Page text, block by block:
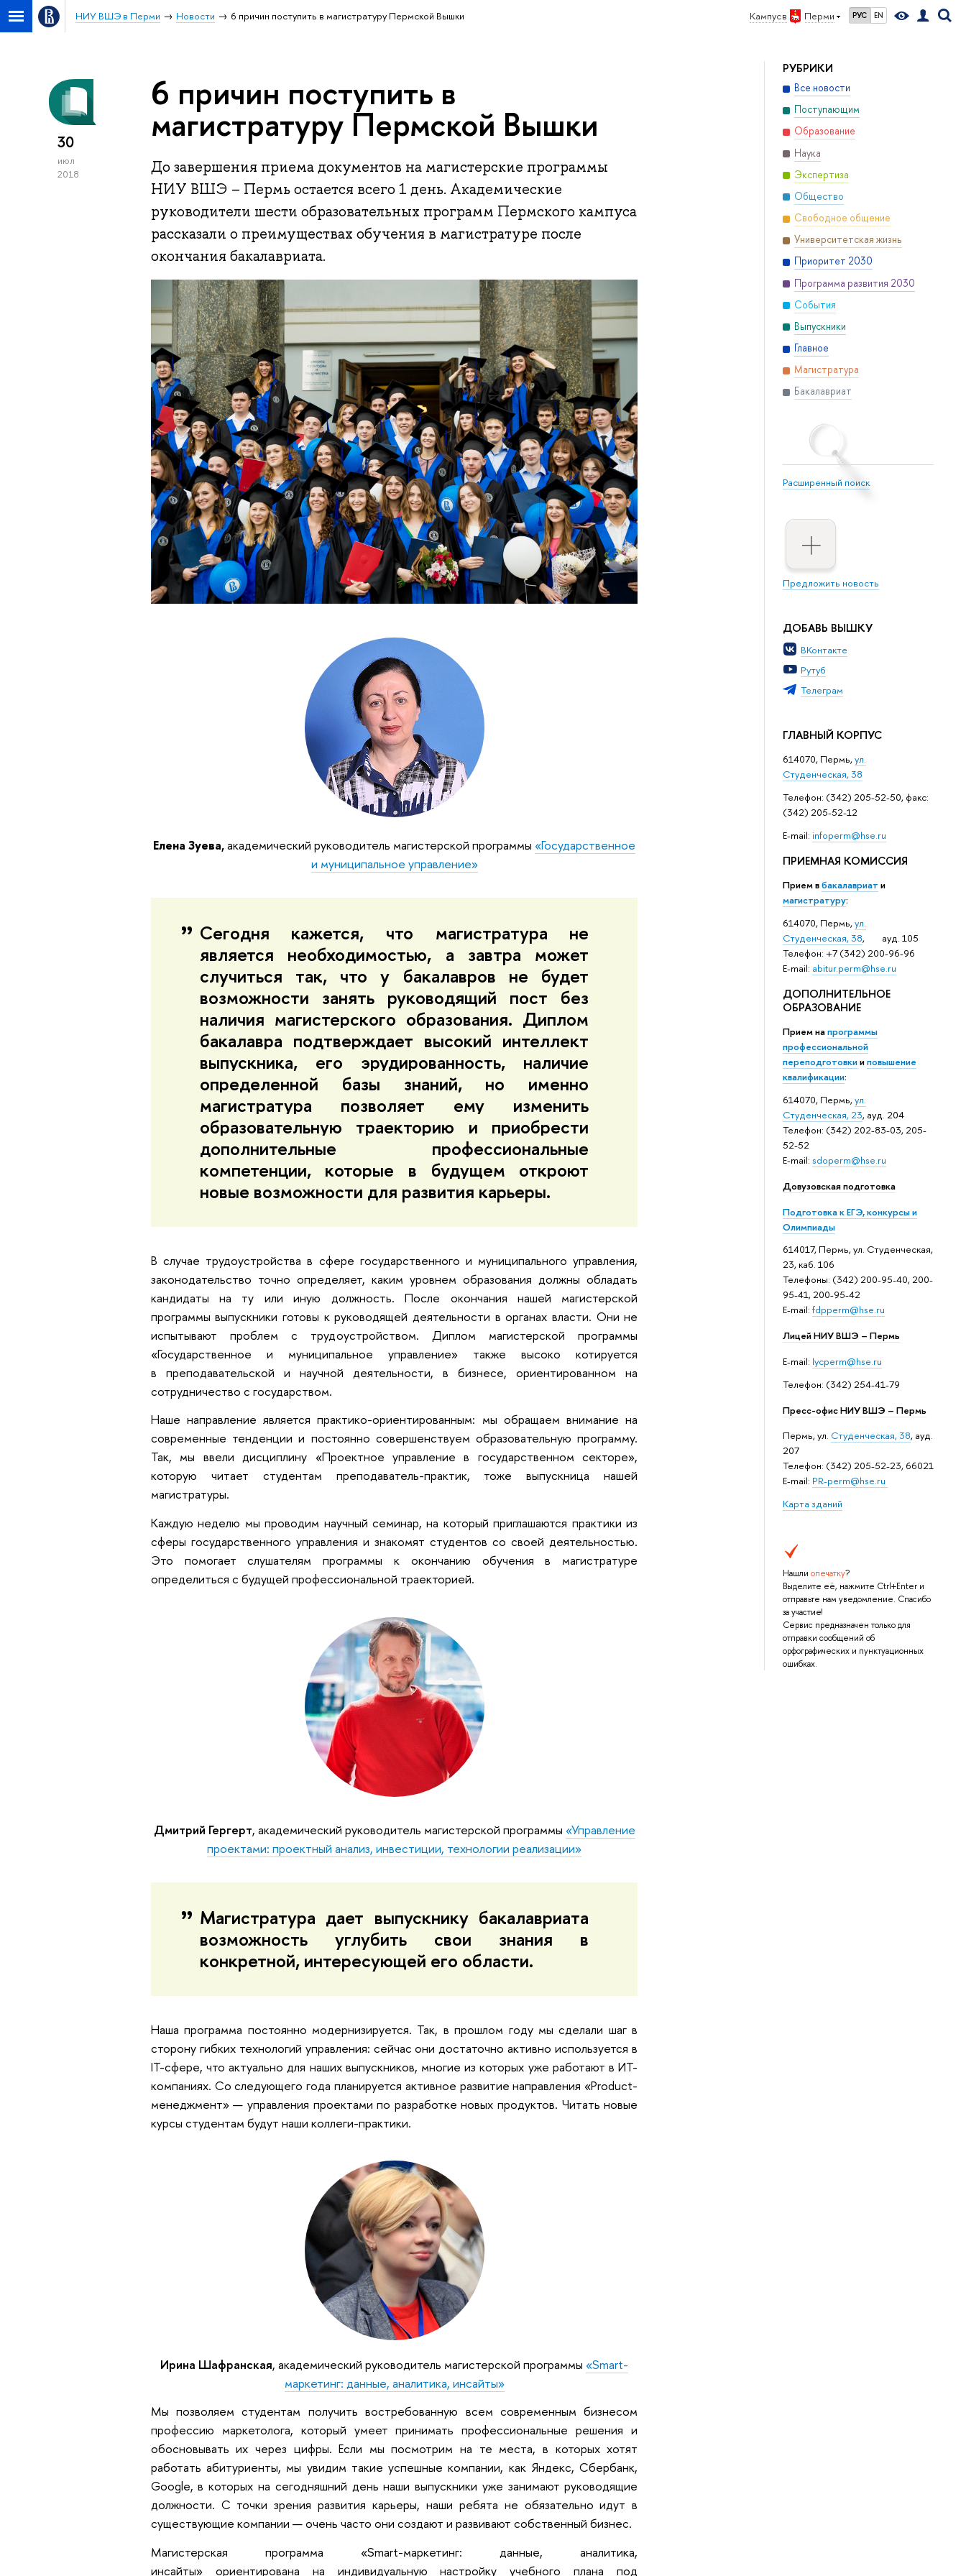
Кампус в Перми РУС EN
НИУ ВШЭ в Перми Новости 6 причин поступить в магистратуру Пермской Вышки
РУБРИКИ
Все новости
Поступающим
Образование
Наука
Экспертиза
Общество
Свободное общение
Университетская жизнь
Приоритет 2030
Программа развития 2030
События
Выпускники
Главное
Магистратура
Бакалавриат
Расширенный поиск
Предложить новость
ДОБАВЬ ВЫШКУ
ВКонтакте
Рутуб
Телеграм
ГЛАВНЫЙ КОРПУС
614070, Пермь,ул.
Студенческая, 38
Телефон: (342) 205-52-50, факс:
(342) 205-52-12
Е-mail: infoperm@hse.ru
ПРИЕМНАЯ КОМИССИЯ
Прием вбакалавриат и
магистратуру:
614070, Пермь,ул.
Студенческая, 38, ауд. 105
Телефон: +7 (342) 200-96-96
E-mail: abitur.perm@hse.ru
ДОПОЛНИТЕЛЬНОЕ
ОБРАЗОВАНИЕ
Прием напрограммы
профессиональной
переподготовкииповышение
квалификации:
614070, Пермь,ул.
Студенческая, 23, ауд. 204
Телефон: (342) 202-83-03, 205-
52-52
E-mail: sdoperm@hse.ru
Довузовская подготовка
Подготовка к ЕГЭ, конкурсы и
Олимпиады
614017, Пермь, ул. Студенческая,
23, каб. 106
Телефоны: (342) 200-95-40, 200-
95-41, 200-95-42
E-mail: fdpperm@hse.ru
Лицей НИУ ВШЭ – Пермь
E-mail: lycperm@hse.ru
Телефон: (342) 254-41-79
Пресс-офис НИУ ВШЭ – Пермь
Пермь, ул. Студенческая, 38, ауд.
207
Телефон: (342) 205-52-23, 66021
E-mail: PR-perm@hse.ru
Карта зданий
Нашли опечатку?
Выделите её, нажмите Ctrl+Enter и
отправьте нам уведомление. Спасибо
за участие!
Сервис предназначен только для
отправки сообщений об
орфографических и пунктуационных
ошибках.
30
июл
2018
6 причин поступить в
магистратуру Пермской Вышки
До завершения приема документов на магистерские программы
НИУ ВШЭ – Пермь остается всего 1 день. Академические
руководители шести образовательных программ Пермского кампуса
рассказали о преимуществах обучения в магистратуре после
окончания бакалавриата.
Елена Зуева,академический руководитель магистерской программы «Государственное
и муниципальное управление»
Сегодня кажется, что магистратура не
является необходимостью, а завтра может
случиться так, что у бакалавров не будет
возможности занять руководящий пост без
наличия магистерского образования. Диплом
бакалавра подтверждает высокий интеллект
выпускника, его эрудированность, наличие
определенной базы знаний, но именно
магистратура позволяет ему изменить
образовательную траекторию и приобрести
дополнительные профессиональные
компетенции, которые в будущем откроют
новые возможности для развития карьеры.
В случае трудоустройства в сфере государственного и муниципального управления,
законодательство точно определяет, каким уровнем образования должны обладать
кандидаты на ту или иную должность. После окончания нашей магистерской
программы выпускники готовы к руководящей деятельности в органах власти. Они не
испытывают проблем с трудоустройством. Диплом магистерской программы
«Государственное и муниципальное управление» также высоко котируется
в преподавательской и научной деятельности, в бизнесе, ориентированном на
сотрудничество с государством.
Наше направление является практико-ориентированным: мы обращаем внимание на
современные тенденции и постоянно совершенствуем образовательную программу.
Так, мы ввели дисциплину «Проектное управление в государственном секторе»,
которую читает студентам преподаватель-практик, тоже выпускница нашей
магистратуры.
Каждую неделю мы проводим научный семинар, на который приглашаются практики из
сферы государственного управления и знакомят студентов со своей деятельностью.
Это помогает слушателям программы к окончанию обучения в магистратуре
определиться с будущей профессиональной траекторией.
Дмитрий Гергерт, академический руководитель магистерской программы «Управление
проектами: проектный анализ, инвестиции, технологии реализации»
Магистратура дает выпускнику бакалавриата
возможность углубить свои знания в
конкретной, интересующей его области.
Наша программа постоянно модернизируется. Так, в прошлом году мы сделали шаг в
сторону гибких технологий управления: сейчас они достаточно активно используется в
IT-сфере, что актуально для наших выпускников, многие из которых уже работают в ИТ-
компаниях. Со следующего года планируется активное развитие направления «Product-
менеджмент» — управления проектами по разработке новых продуктов. Читать новые
курсы студентам будут наши коллеги-практики.
Ирина Шафранская, академический руководитель магистерской программы «Smart-
маркетинг: данные, аналитика, инсайты»
Мы позволяем студентам получить востребованную всем современным бизнесом
профессию маркетолога, который умеет принимать профессиональные решения и
обосновывать их через цифры. Если мы посмотрим на те места, в которых хотят
работать абитуриенты, мы увидим такие успешные компании, как Яндекс, Сбербанк,
Google, в которых на сегодняшний день наши выпускники уже занимают руководящие
должности. С точки зрения развития карьеры, наши ребята не обязательно идут в
существующие компании — очень часто они создают и развивают собственный бизнес.
Магистерская программа «Smart-маркетинг: данные, аналитика,
инсайты» ориентирована на индивидуальную настройку учебного плана под